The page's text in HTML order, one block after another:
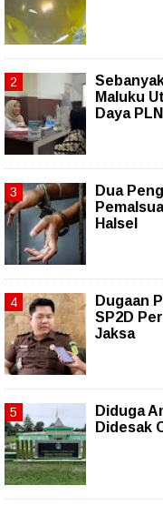
Maluku
Daya PLN
Dua
Halsel
Dugaan
SP2D
Jaksa
Diduga
Didesak